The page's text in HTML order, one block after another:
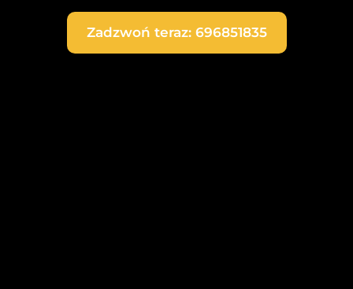
Zadzwoń teraz: 696851835